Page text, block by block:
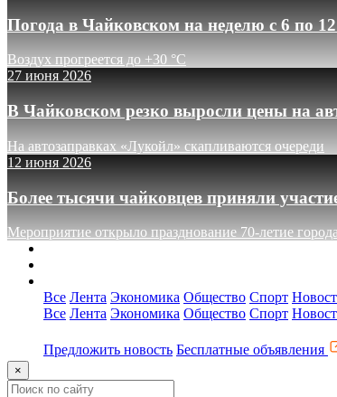
Погода в Чайковском на неделю с 6 по
Воздух прогреется до +30 °C
27 июня 2026
В Чайковском резко выросли цены на
На автозаправках «Лукойл» скапливаются очереди
12 июня 2026
Более тысячи чайковцев приняли
Мероприятие открыло празднование 70-летие
Все Лента Экономика Общество Спорт
Все Лента Экономика Общество Спорт
Предложить новость Бесплатные объявления
×